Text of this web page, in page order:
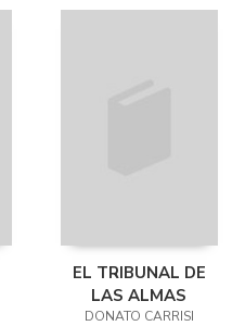
EL TRIBUNAL DE
LAS ALMAS
DONATO CARRISI